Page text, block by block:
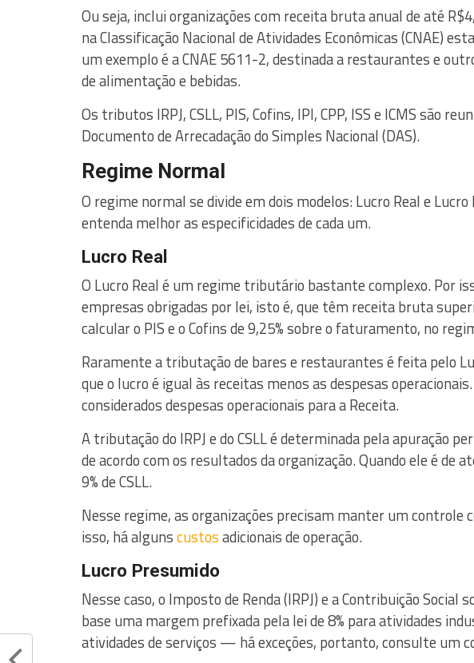
Ou seja, inclui organizações com receita bruta anual de até
na Classificação Nacional de Atividades Econômicas (CNAE)
um exemplo é a CNAE 5611-2, destinada a restaurantes e
de alimentação e bebidas.
Os tributos IRPJ, CSLL, PIS, Cofins, IPI, CPP, ISS e ICMS são
Documento de Arrecadação do Simples Nacional (DAS).
Regime Normal
O regime normal se divide em dois modelos: Lucro Real e
entenda melhor as especificidades de cada um.
Lucro Real
O Lucro Real é um regime tributário bastante complexo. Por
empresas obrigadas por lei, isto é, que têm receita bruta
calcular o PIS e o Cofins de 9,25% sobre o faturamento, no
Raramente a tributação de bares e restaurantes é feita pelo
que o lucro é igual às receitas menos as despesas
considerados despesas operacionais para a Receita.
A tributação do IRPJ e do CSLL é determinada pela apuração
de acordo com os resultados da organização. Quando ele é de
9% de CSLL.
Nesse regime, as organizações precisam manter um controle
isso, há algunscustosadicionais de operação.
Lucro Presumido
Nesse caso, o Imposto de Renda (IRPJ) e a Contribuição Social
base uma margem prefixada pela lei de 8% para atividades
atividades de serviços — há exceções, portanto, consulte um